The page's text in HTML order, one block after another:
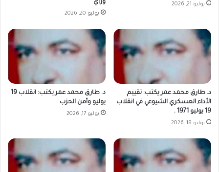
يوليو 21, 2026 وراي
يوليو 20, 2026
د. طارق محمد عمر يكتب: تقييم
الأداء العسكري الشيوعي في انقلاب
19 يوليو 1971 .
يوليو 18, 2026
د. طارق محمد عمر يكتب: انقلاب 19
يوليو وأمن الحزب
يوليو 17, 2026